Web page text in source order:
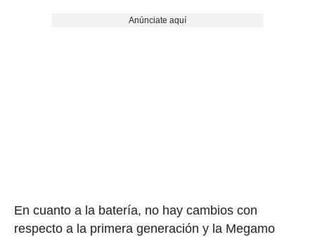
Anúnciate aquí
En cuanto a la batería, no hay cambios con
respecto a la primera generación y la Megamo